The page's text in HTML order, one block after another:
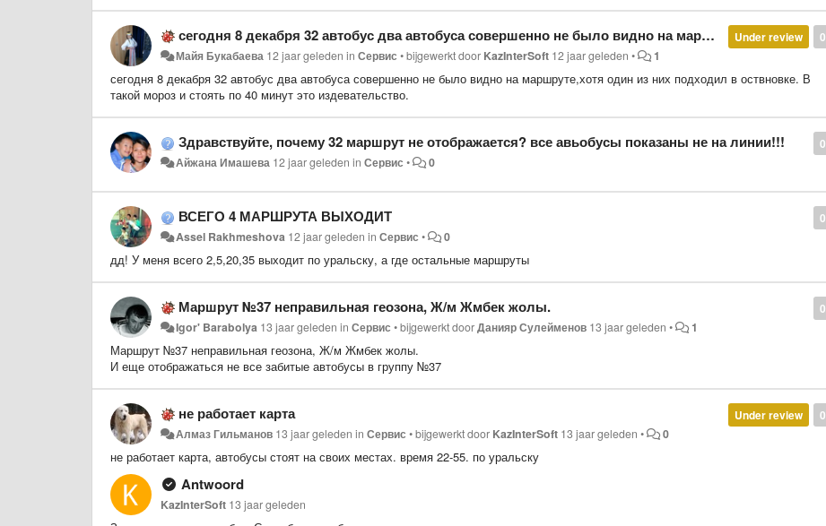
0
Under review
сегодня 8 декабря 32 автобус два автобуса совершенно не было видно на маршруте,хотя один из них подходил в оствновке. В такой мороз и стоять по 40 минут это издевательство.
Майя Букабаева 12 jaar geleden inСервис •bijgewerkt door KazInterSoft 12 jaar geleden • 1
сегодня 8 декабря 32 автобус два автобуса совершенно не было видно на маршруте,хотя один из них подходил в оствновке. В
такой мороз и стоять по 40 минут это издевательство.
0
Здравствуйте, почему 32 маршрут не отображается? все авьобусы показаны не на линии!!!
Айжана Имашева 12 jaar geleden inСервис • 0
0
ВСЕГО 4 МАРШРУТА ВЫХОДИТ
Assel Rakhmeshova 12 jaar geleden inСервис • 0
дд! У меня всего 2,5,20,35 выходит по уральску, а где остальные маршруты
0
Маршрут №37 неправильная геозона, Ж/м Жмбек жолы.
Igor' Barabolya 13 jaar geleden inСервис •bijgewerkt doorДанияр Сулейменов 13 jaar geleden • 1
​Маршрут №37 неправильная геозона, Ж/м Жмбек жолы.
И еще отображаться не все забитые автобусы в группу №37
0
Under review
не работает карта
Алмаз Гильманов 13 jaar geleden inСервис •bijgewerkt door KazInterSoft 13 jaar geleden • 0
не работает карта, автобусы стоят на своих местах. время 22-55. по уральску
Antwoord
KazInterSoft 13 jaar geleden